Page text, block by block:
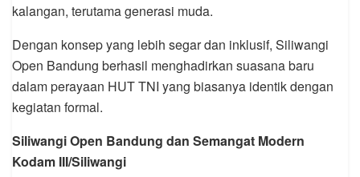
kalangan, terutama generasi muda.
Dengan konsep yang lebih segar dan inklusif, Siliwangi
Open Bandung berhasil menghadirkan suasana baru
dalam perayaan HUT TNI yang biasanya identik dengan
kegiatan formal.
Siliwangi Open Bandung dan Semangat Modern
Kodam III/Siliwangi